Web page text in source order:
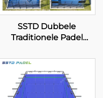
SSTD Dubbele
Traditionele Padel
WPT LED Licht Classic
Buiten Paddle Court
002